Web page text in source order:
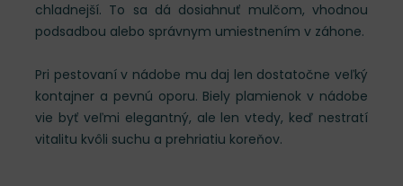
chladnejší. To sa dá dosiahnuť mulčom, vhodnou
podsadbou alebo správnym umiestnením v záhone.
Pri pestovaní v nádobe mu daj len dostatočne veľký
kontajner a pevnú oporu. Biely plamienok v nádobe
vie byť veľmi elegantný, ale len vtedy, keď nestratí
vitalitu kvôli suchu a prehriatiu koreňov.